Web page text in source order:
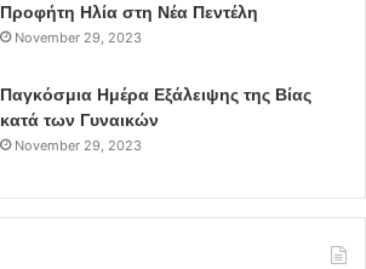
Προφήτη Ηλία στη Νέα Πεντέλη
November 29, 2023
Παγκόσμια Ημέρα Εξάλειψης της Βίας
κατά των Γυναικών
November 29, 2023